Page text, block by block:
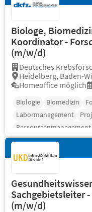
Biologe,
Koordinator -
(m/w/d)
Deutsches
Heidelberg, Baden-
Homeoffice möglich
Biologie Biomedizin
Labormanagement
Ressourcenmanagement
Sachgebietsleiter
(m/w/d)